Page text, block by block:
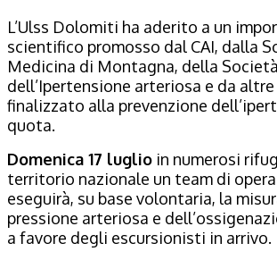
L’Ulss Dolomiti ha aderito a un
scientifico promosso dal CAI, dalla
Medicina di Montagna, della
dell’Ipertensione arteriosa e da
finalizzato alla prevenzione
quota.
Domenica 17 luglio in numerosi
territorio nazionale un team di
eseguirà, su base volontaria, la
pressione arteriosa e
a favore degli escursionisti in arrivo.